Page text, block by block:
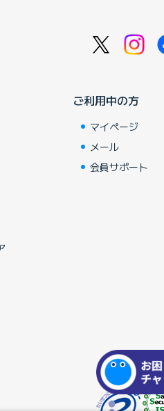
ご利用中の方
マイページ
メール
会員サポート